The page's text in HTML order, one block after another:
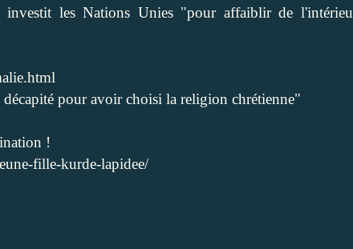
investit les Nations Unies "pour affaiblir de
pour avoir choisi la religion chrétienne"
!
fille-kurde-lapidee/